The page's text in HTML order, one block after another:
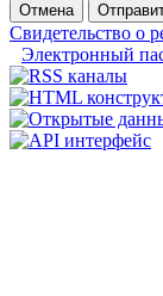
Отмена
Свидетельство
Электронный